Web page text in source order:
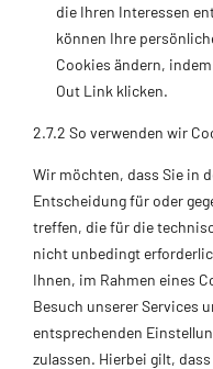
die Ihren Interessen
können Ihre
Cookies ändern,
Out Link klicken.
2.7.2 So verwenden wir
Wir möchten, dass Sie in
Entscheidung für oder
treffen, die für die
nicht unbedingt
Ihnen, im Rahmen eines
Besuch unserer Services
entsprechenden
zulassen. Hierbei gilt,